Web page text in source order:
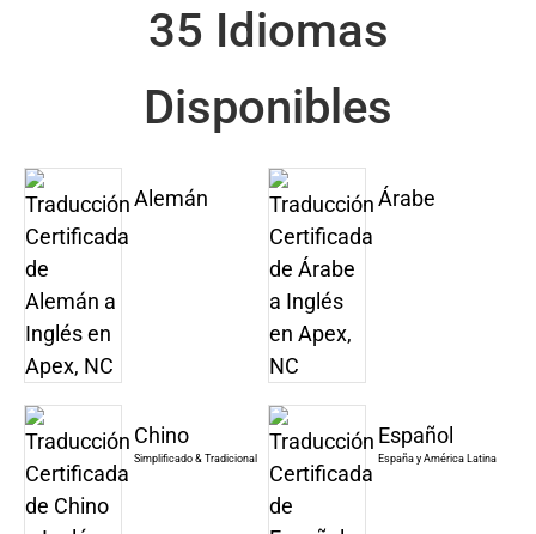
35 Idiomas
Disponibles
Alemán Árabe
Chino
Simplificado & Tradicional
Español
España y América Latina